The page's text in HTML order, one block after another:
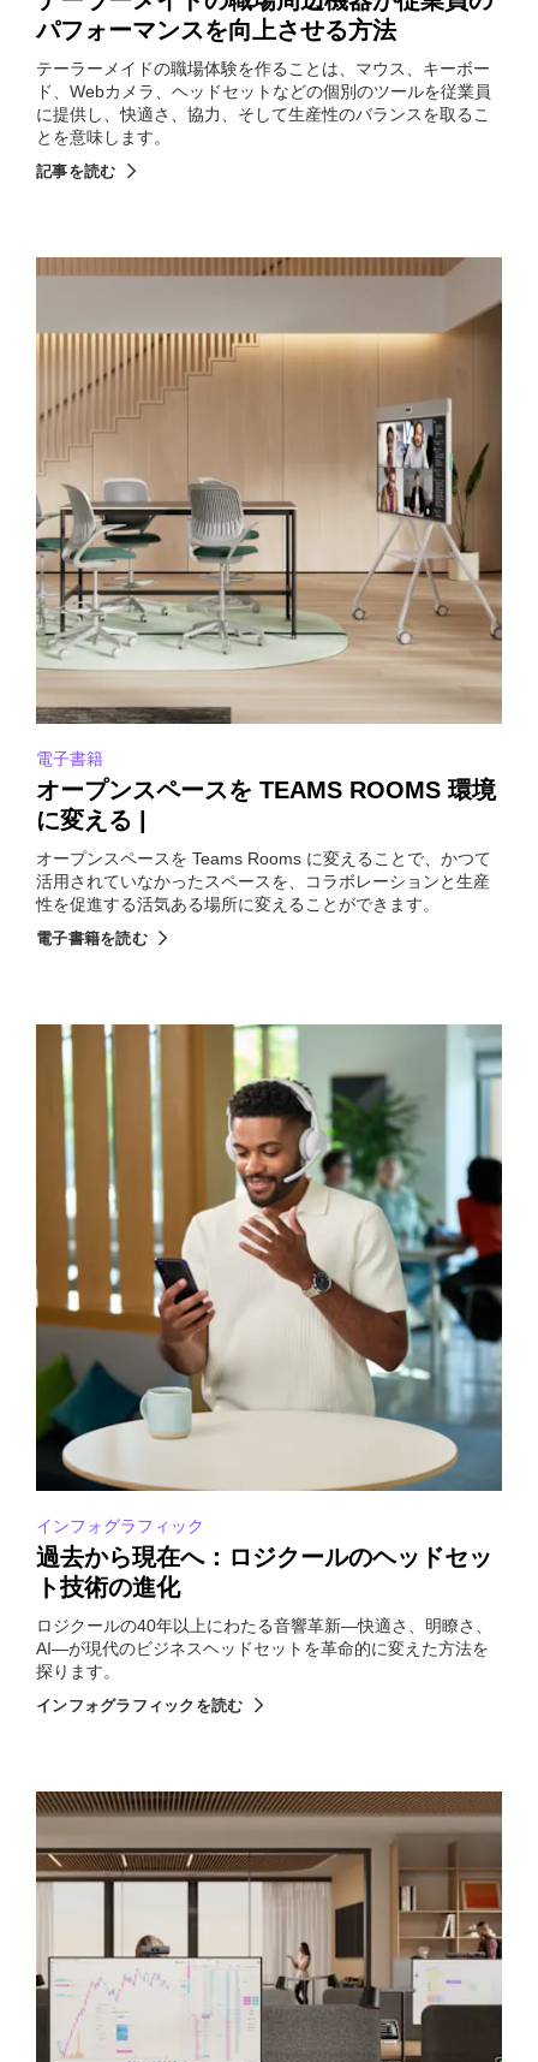
パフォーマンスを向上させる方法
テーラーメイドの職場体験を作ることは、マウス、キーボー
ド、Webカメラ、ヘッドセットなどの個別のツールを従業員
に提供し、快適さ、協力、そして生産性のバランスを取るこ
とを意味します。
記事を読む
電子書籍
オープンスペースを TEAMS ROOMS 環境
に変える |
オープンスペースを Teams Rooms に変えることで、かつて
活用されていなかったスペースを、コラボレーションと生産
性を促進する活気ある場所に変えることができます。
電子書籍を読む
インフォグラフィック
過去から現在へ：ロジクールのヘッドセッ
ト技術の進化
ロジクールの40年以上にわたる音響革新—快適さ、明瞭さ、
AI—が現代のビジネスヘッドセットを革命的に変えた方法を
探ります。
インフォグラフィックを読む